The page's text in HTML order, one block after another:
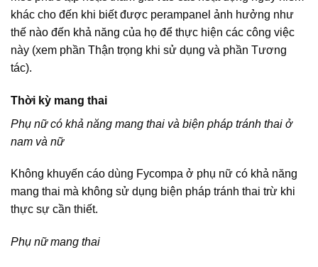
khác cho đến khi biết được perampanel ảnh hưởng như
thế nào đến khả năng của họ để thực hiện các công việc
này (xem phần Thận trọng khi sử dụng và phần Tương
tác).
Thời kỳ mang thai
Phụ nữ có khả năng mang thai và biện pháp tránh thai ở
nam và nữ
Không khuyến cáo dùng Fycompa ở phụ nữ có khả năng
mang thai mà không sử dụng biện pháp tránh thai trừ khi
thực sự cần thiết.
Phụ nữ mang thai